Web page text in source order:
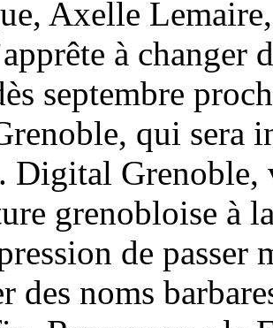
Axelle
à changer
septembre
qui sera
Digital Grenoble,
grenobloise à
de passer
des noms